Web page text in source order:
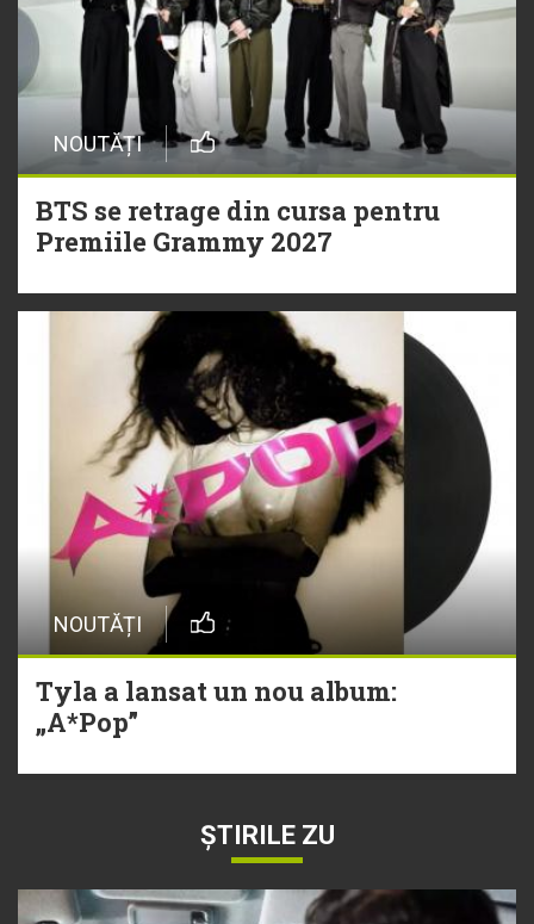
NOUTĂȚI
BTS se retrage din cursa pentru
Premiile Grammy 2027
NOUTĂȚI
Tyla a lansat un nou album:
„A*Pop”
ȘTIRILE ZU